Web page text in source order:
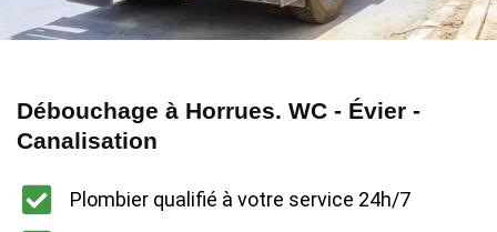
Débouchage à Horrues. WC - Évier -
Canalisation
Plombier qualifié à votre service 24h/7